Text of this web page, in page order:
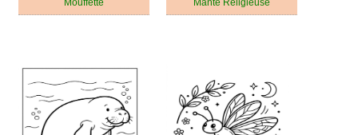
Mouffette Mante Religieuse